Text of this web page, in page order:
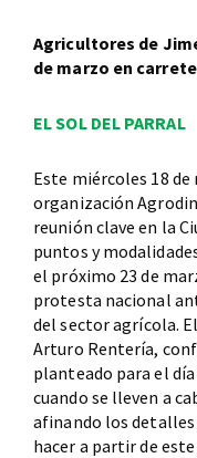
Agricultores de
de marzo en
EL SOL DEL PARRAL
Este miércoles 18
organización
reunión clave en la
puntos y
el próximo 23 de
protesta nacional
del sector agrícola.
Arturo Rentería,
planteado para el
cuando se lleven a
afinando los
hacer a partir de